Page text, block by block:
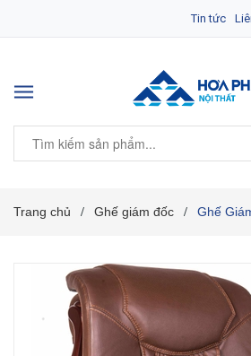
Tin tức
Trang chủ / Ghế giám đốc / Ghế